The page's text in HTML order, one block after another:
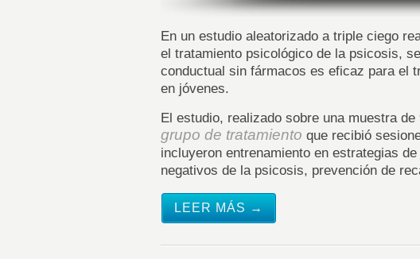
En un estudio aleatorizado a triple ciego
el tratamiento psicológico de la psicosis,
conductual sin fármacos es eficaz para el
en jóvenes.
El estudio, realizado sobre una muestra
grupo de tratamiento que recibió
incluyeron entrenamiento en estrategias
negativos de la psicosis, prevención de
LEER MÁS →